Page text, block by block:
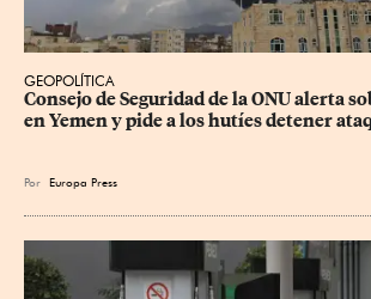
GEOPOLÍTICA
Consejo de Seguridad de la ONU alerta
en Yemen y pide a los hutíes detener
Por Europa Press